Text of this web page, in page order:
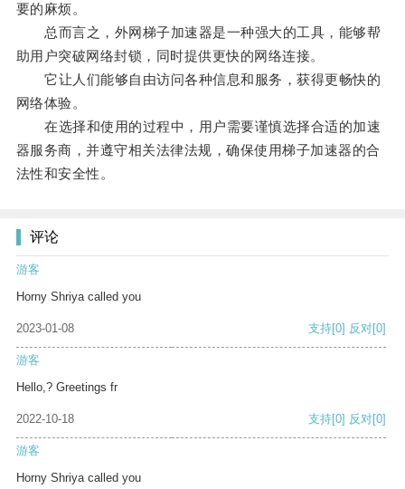
要的麻烦。
总而言之，外网梯子加速器是一种强大的工具，能够帮
助用户突破网络封锁，同时提供更快的网络连接。
它让人们能够自由访问各种信息和服务，获得更畅快的
网络体验。
在选择和使用的过程中，用户需要谨慎选择合适的加速
器服务商，并遵守相关法律法规，确保使用梯子加速器的合
法性和安全性。
评论
游客
Horny Shriya called you
2023-01-08 支持[0] 反对[0]
游客
Hello,? Greetings fr
2022-10-18 支持[0] 反对[0]
游客
Horny Shriya called you